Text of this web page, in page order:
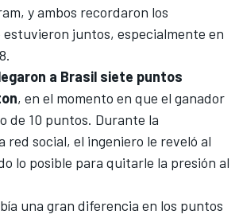
y ambos recordaron los
estuvieron juntos, especialmente en
a Brasil siete puntos
, en el momento en que el ganador
de 10 puntos. Durante la
red social, el ingeniero le reveló al
lo posible para quitarle la presión al
una gran diferencia en los puntos